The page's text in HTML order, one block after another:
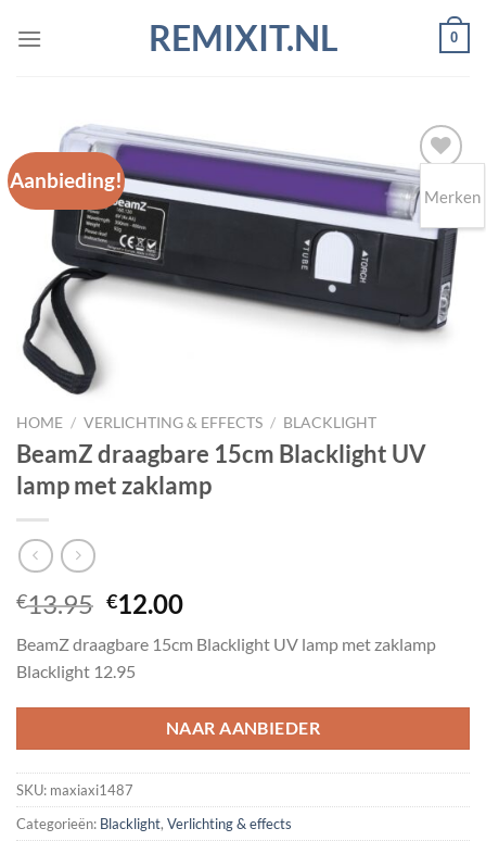
naar
REMIXIT.NL 0
Aanbieding!
Toevoegen
aan
wenslijst
HOME / VERLICHTING & EFFECTS / BLACKLIGHT
BeamZ draagbare 15cm Blacklight UV
lamp met zaklamp
€13.95 Oorspronkelijke
was:
€13.95.
€12.00Huidige
is:
BeamZ draagbare 15cm Blacklight UV lamp met zaklamp
Blacklight 12.95
NAAR AANBIEDER
SKU: maxiaxi1487
Categorieën: Blacklight, Verlichting & effects
Merken